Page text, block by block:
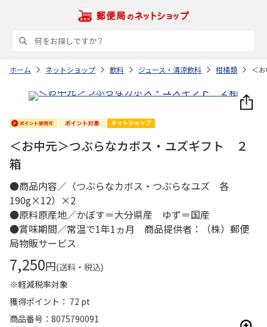
ホーム ネットショップ 飲料 ジュース・清涼飲料 柑橘類 ＜
＜お中元＞つぶらなカボス・ユズギフト ２
箱
●商品内容／（つぶらなカボス・つぶらなユズ 各
190g×12）×2
●原料原産地／かぼす＝大分県産 ゆず＝国産
●賞味期間／常温で1年1ヵ月 商品提供者：（株）郵便
局物販サービス
7,250円(送料・税込)
※軽減税率対象
獲得ポイント： 72 pt
商品番号
8075790091